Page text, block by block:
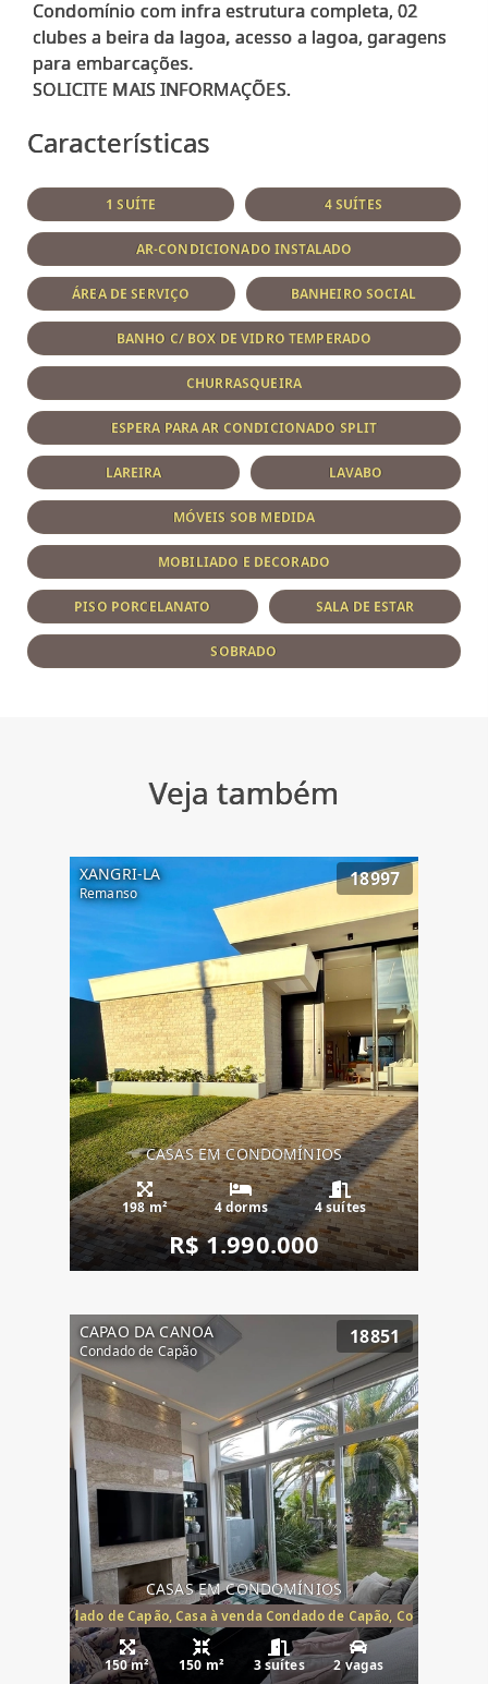
Condomínio com infra estrutura completa, 02
clubes a beira da lagoa, acesso a lagoa, garagens
para embarcações.
SOLICITE MAIS INFORMAÇÕES.
Características
1 SUÍTE 4 SUÍTES
AR-CONDICIONADO INSTALADO
ÁREA DE SERVIÇO BANHEIRO SOCIAL
BANHO C/ BOX DE VIDRO TEMPERADO
CHURRASQUEIRA
ESPERA PARA AR CONDICIONADO SPLIT
LAREIRA LAVABO
MÓVEIS SOB MEDIDA
MOBILIADO E DECORADO
PISO PORCELANATO SALA DE ESTAR
SOBRADO
Veja também
XANGRI-LA
Remanso
18997
CASAS EM CONDOMÍNIOS
198 m² 4 dorms 4 suítes
R$ 1.990.000
CAPAO DA CANOA
Condado de Capão
18851
CASAS EM CONDOMÍNIOS
Condado de Capão, Casa à venda Condado de Capão, Condomínio
150 m² 150 m² 3 suítes 2 vagas